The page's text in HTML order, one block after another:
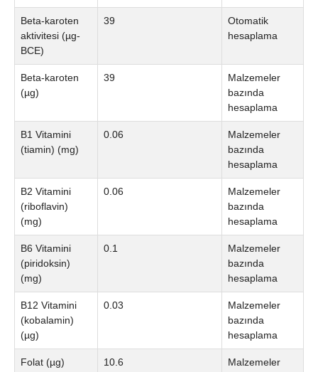
Beta-karoten
aktivitesi (µg-
BCE)
39
Otomatik
hesaplama
Beta-karoten
(µg)
39
Malzemeler
bazında
hesaplama
B1 Vitamini
(tiamin) (mg)
0.06
Malzemeler
bazında
hesaplama
B2 Vitamini
(riboflavin)
(mg)
0.06
Malzemeler
bazında
hesaplama
B6 Vitamini
(piridoksin)
(mg)
0.1
Malzemeler
bazında
hesaplama
B12 Vitamini
(kobalamin)
(µg)
0.03
Malzemeler
bazında
hesaplama
Folat (µg) 10.6
Malzemeler